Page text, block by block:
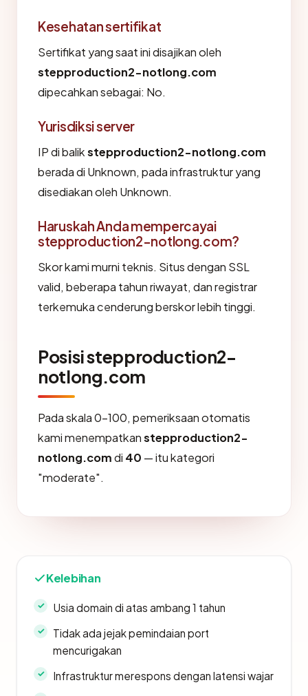
Kesehatan sertifikat
Sertifikat yang saat ini disajikan oleh
stepproduction2-notlong.com
dipecahkan sebagai: No.
Yurisdiksi server
IP di balikstepproduction2-notlong.com
berada di Unknown, pada infrastruktur yang
disediakan oleh Unknown.
Haruskah Anda mempercayai
stepproduction2-notlong.com?
Skor kami murni teknis. Situs dengan SSL
valid, beberapa tahun riwayat, dan registrar
terkemuka cenderung berskor lebih tinggi.
Posisi stepproduction2-
notlong.com
Pada skala 0-100, pemeriksaan otomatis
kami menempatkanstepproduction2-
notlong.comdi 40 — itu kategori
"moderate".
Kelebihan
Usia domain di atas ambang 1 tahun
Tidak ada jejak pemindaian port
mencurigakan
Infrastruktur merespons dengan latensi wajar